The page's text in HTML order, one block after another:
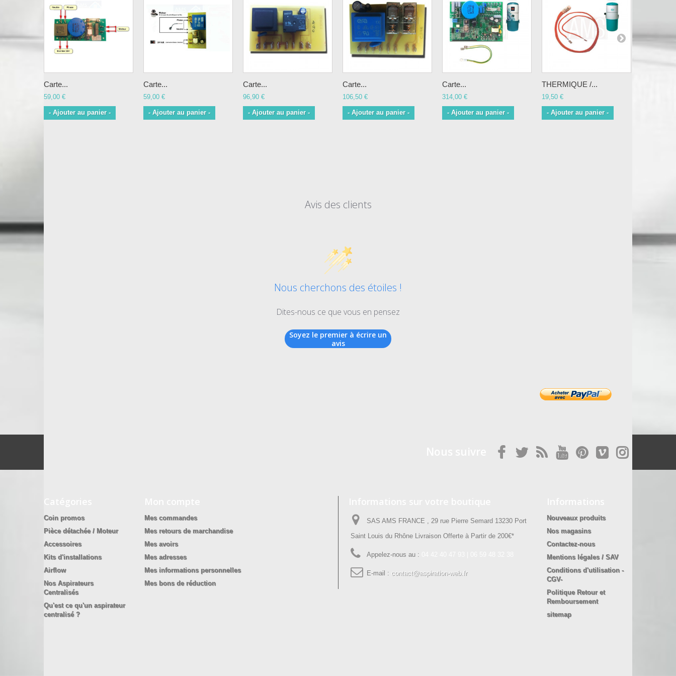
Carte...
59,00 €
- Ajouter au panier -
Carte...
59,00 €
- Ajouter au panier -
Carte...
96,90 €
- Ajouter au panier -
Carte...
106,50 €
- Ajouter au panier -
Carte...
314,00 €
- Ajouter au panier -
THERMIQUE /...
19,50 €
- Ajouter au panier -
Avis des clients
Nous cherchons des étoiles !
Dites-nous ce que vous en pensez
Soyez le premier à écrire un
avis
Coin promos
Pièce détachée / Moteur
Accessoires
Kits d'installations
Airflow
Nos Aspirateurs
Centralisés
Qu'est ce qu'un aspirateur
centralisé ?
Mes commandes
Mes retours de marchandise
Mes avoirs
Mes adresses
Mes informations personnelles
Mes bons de réduction
SAS AMS FRANCE , 29 rue Pierre Semard 13230 Port
Saint Louis du Rhône Livraison Offerte à Partir de 200€*
Appelez-nous au :
E-mail : contact@aspiration-web.fr
Nouveaux produits
Nos magasins
Contactez-nous
Mentions légales / SAV
Conditions d'utilisation -
CGV-
Politique Retour et
Remboursement
sitemap